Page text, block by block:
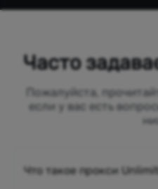
Часто
Пожалуйста,
если у вас есть
Что такое прокси